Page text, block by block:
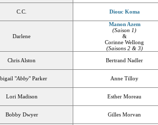
C.C. Diouc Koma
Darlene
Manon Azem
(Saison 1)
&
Corinne Wellong
(Saisons 2 & 3)
Chris Alston Bertrand Nadler
"Abby" Parker Anne Tilloy
Lori Madison Esther Moreau
Bobby Dwyer Gilles Morvan